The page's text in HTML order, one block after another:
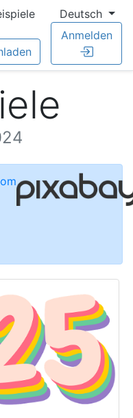
Deutsch
Anmelden